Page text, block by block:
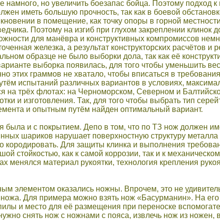
намного, но увеличить боезапас бойца. Поэтому подход к
иметь большую прочность, так как в боевой
в помещение, как точку опоры в горной
Поэтому на изгиб при глухом закреплении клинок
для манёвра и конструктивных компромиссов
железка, а результат конструкторских расчётов
образце не было выборки дола, так как её
выборка появилась, для того чтобы уменьшить
этих граммов не хватало, чтобы вписаться в
испытаний различных вариантов в условиях,
на трёх флотах: на Черноморском, Северном и
и изготовления. Так, для того чтобы выбрать тип
и опытным путём найден оптимальный вариант.
была и с покрытием. Депо в том, что по ТЗ нож должен
шариков нарушает поверхностную структуру металла
кородировать. Для защиты клинка и выполнения
стойкостью, как к самой коррозии, так и к
менялся материал рукоятки, технология крепления
элементом оказались ножны. Впрочем, это не
Для примера можно взять нож «Басурманин». На его
и место для её размещения при переноске
снять нож с ножнами с пояса, извлечь нож из ножен,